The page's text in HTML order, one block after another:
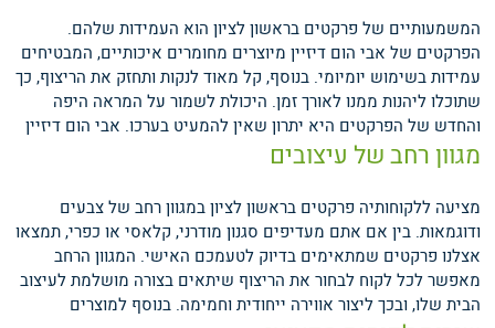
המשמעותיים של פרקטים בראשון לציון הוא העמידות שלהם.
הפרקטים של אבי הום דיזיין מיוצרים מחומרים איכותיים, המבטיחים
עמידות בשימוש יומיומי. בנוסף, קל מאוד לנקות ותחזק את הריצוף, כך
שתוכלו ליהנות ממנו לאורך זמן. היכולת לשמור על המראה היפה
והחדש של הפרקטים היא יתרון שאין להמעיט בערכו.
מגוון רחב של עיצובים
אבי הום דיזיין
מציעה ללקוחותיה פרקטים בראשון לציון במגוון רחב של צבעים
ודוגמאות. בין אם אתם מעדיפים סגנון מודרני, קלאסי או כפרי, תמצאו
אצלנו פרקטים שמתאימים בדיוק לטעמכם האישי. המגוון הרחב
מאפשר לכל לקוח לבחור את הריצוף שיתאים בצורה מושלמת לעיצוב
הבית שלו, ובכך ליצור אווירה ייחודית וחמימה.בנוסף למוצרים